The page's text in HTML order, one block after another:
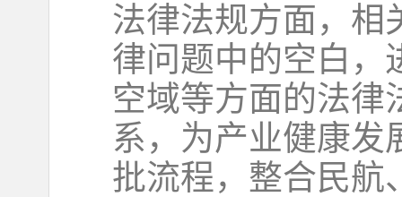
法律法规方面，相
律问题中的空白，
空域等方面的法律
系，为产业健康发
批流程，整合民航